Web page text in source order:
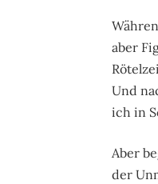
aber
Und
ich in
Aber
der